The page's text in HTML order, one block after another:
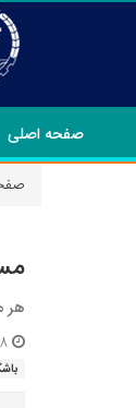
صفحه اصلی
هر